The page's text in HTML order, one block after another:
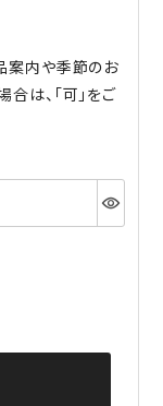
案内や季節のお
は、「可」をご